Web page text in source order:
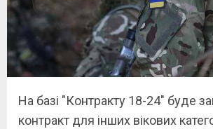
На базі "Контракту 18-24" буде
контракт для інших вікових